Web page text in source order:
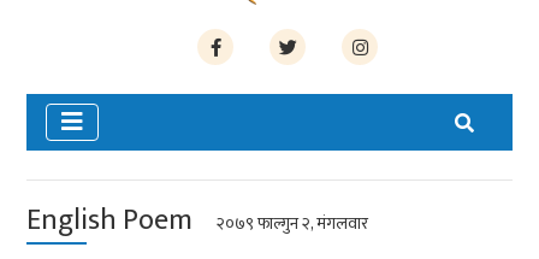
English Poem २०७९ फाल्गुन २, मंगलवार